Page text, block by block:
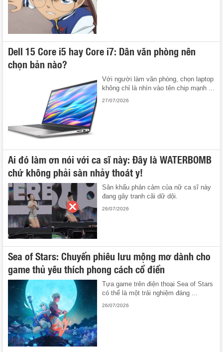
Dell 15 Core i5 hay Core i7: Dân văn phòng nên
chọn bản nào?
Với người làm văn phòng, chọn laptop
không chỉ là nhìn vào tên chip mạnh ...
27/07/2026
Ai đó làm ơn nói với ca sĩ này: Đây là WATERBOMB
chứ không phải sàn nhảy thoát y!
Sân khấu phản cảm của nữ ca sĩ này
đang gây tranh cãi dữ dội.
26/07/2026
Sea of Stars: Chuyến phiêu lưu mộng mơ dành cho
game thủ yêu thích phong cách cổ điển
Tựa game trên điện thoại Sea of Stars
có thể là một trải nghiệm đáng ...
26/07/2026